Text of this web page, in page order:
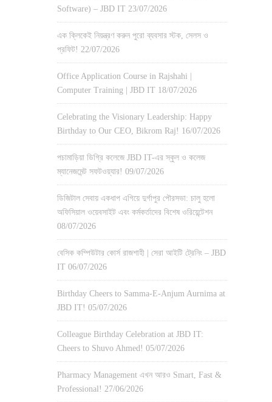
Software) – JBD IT 23/07/2026
এক ক্লিকেই নিয়ন্ত্রণ করুন পুরো ব্যবসার স্টক, সেলস ও
প্রফিট! 22/07/2026
Office Application Course in Rajshahi |
Computer Training | JBD IT 18/07/2026
Celebrating the Visionary Leadership: Happy
Birthday to Our CEO, Bikrom Raj! 16/07/2026
পচামাড়িয়া ডিগ্রি কলেজে JBD IT-এর স্কুল ও কলেজ
ম্যানেজমেন্ট সফটওয়্যার! 09/07/2026
ডিজিটাল সেবায় একধাপ এগিয়ে দুর্গাপুর পৌরসভা: চালু হলো
অফিসিয়াল ওয়েবসাইট এবং কর্মকর্তাদের বিশেষ ওরিয়েন্টেশন
08/07/2026
বেসিক কম্পিউটার কোর্স রাজশাহী | সেরা আইটি ট্রেনিং – JBD
IT 06/07/2026
Birthday Cheers to Samma-E-Anjum Aurnima at
JBD IT! 05/07/2026
Colleague Birthday Celebration at JBD IT:
Cheers to Shuvo Ahmed! 05/07/2026
Pharmacy Management এখন আরও Smart, Fast &
Professional! 27/06/2026